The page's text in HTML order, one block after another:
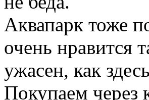
Аквапарк тоже
очень нравится
ужасен, как
Покупаем через